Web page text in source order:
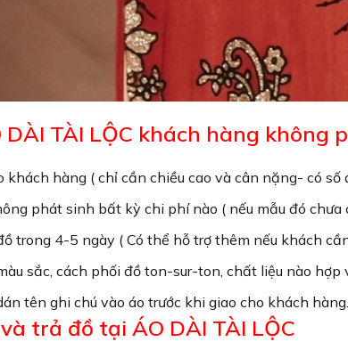
DÀI TÀI LỘC khách hàng không
khách hàng ( chỉ cần chiều cao và cân nặng- có số
phát sinh bất kỳ chi phí nào ( nếu mẫu đó chưa
trong 4-5 ngày ( Có thể hỗ trợ thêm nếu khách
sắc, cách phối đồ ton-sur-ton, chất liệu nào hợp
tên ghi chú vào áo trước khi giao cho khách hàng.
trả đồ tại ÁO DÀI TÀI LỘC